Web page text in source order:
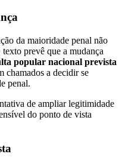
da maioridade penal não
prevê que a mudança
popular nacional prevista
chamados a decidir se
penal.
de ampliar legitimidade
do ponto de vista